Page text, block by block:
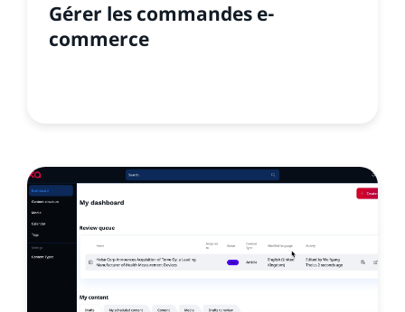
Gérer les commandes e-
commerce